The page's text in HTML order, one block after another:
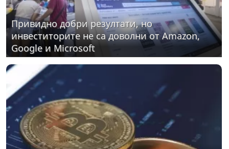
Привидно добри резултати, но
инвеститорите не са доволни от Amazon,
Google и Microsoft